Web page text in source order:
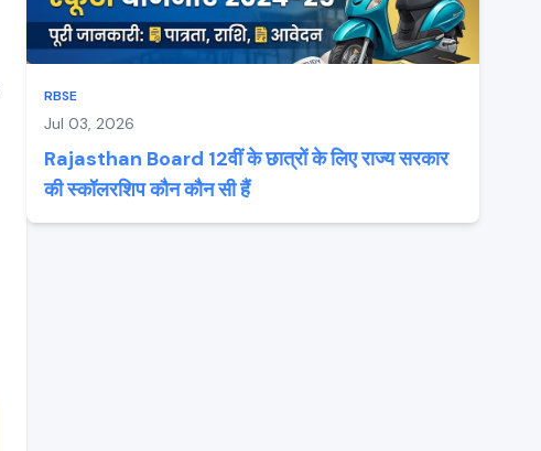
RBSE
Jul 03, 2026
Rajasthan Board 12वीं के छात्रों के लिए राज्य सरकार
की स्कॉलरशिप कौन कौन सी हैं